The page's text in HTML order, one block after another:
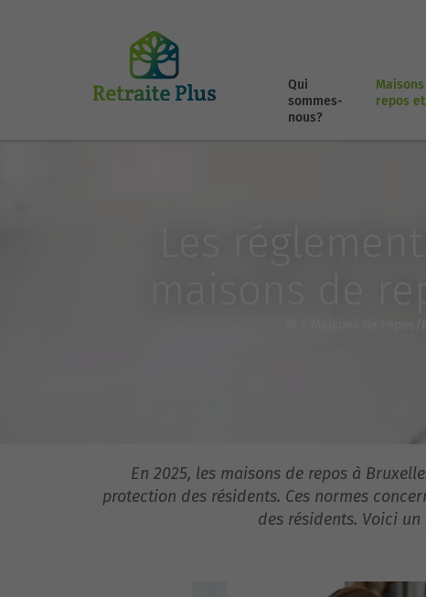
Qui
sommes-
nous?
repos
Les
maisons de
En 2025, les maisons de repos à
protection des résidents. Ces normes
des résidents. Voici